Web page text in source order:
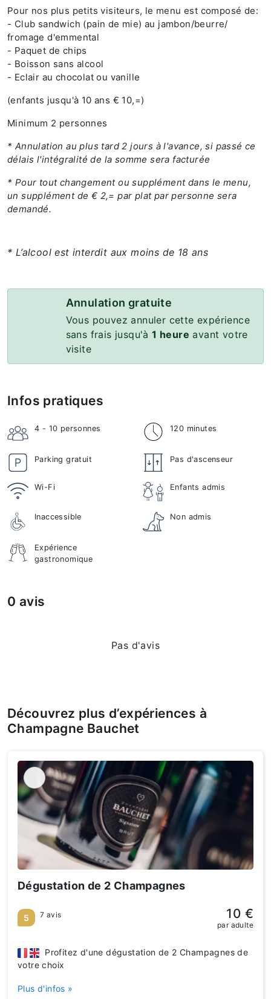
Pour nos plus petits visiteurs, le menu est composé de:
- Club sandwich (pain de mie) au jambon/beurre/
fromage d'emmental
- Paquet de chips
- Boisson sans alcool
- Eclair au chocolat ou vanille
(enfants jusqu'à 10 ans € 10,=)
Minimum 2 personnes
* Annulation au plus tard 2 jours à l'avance, si passé ce
délais l'intégralité de la somme sera facturée
* Pour tout changement ou supplément dans le menu,
un supplément de € 2,= par plat par personne sera
demandé.
* L’alcool est interdit aux moins de 18 ans
Annulation gratuite
Vous pouvez annuler cette expérience
sans frais jusqu'à1 heure avant votre
visite
Infos pratiques
4 - 10 personnes 120 minutes
Parking gratuit Pas d'ascenseur
Wi-Fi Enfants admis
Inaccessible Non admis
Expérience
gastronomique
0 avis
Pas d'avis
Découvrez plus d’expériences à
Champagne Bauchet
Dégustation de 2 Champagnes
Profitez d'une dégustation de 2 Champagnes de
votre choix
Plus d'infos »
5 7 avis 10 €
par adulte